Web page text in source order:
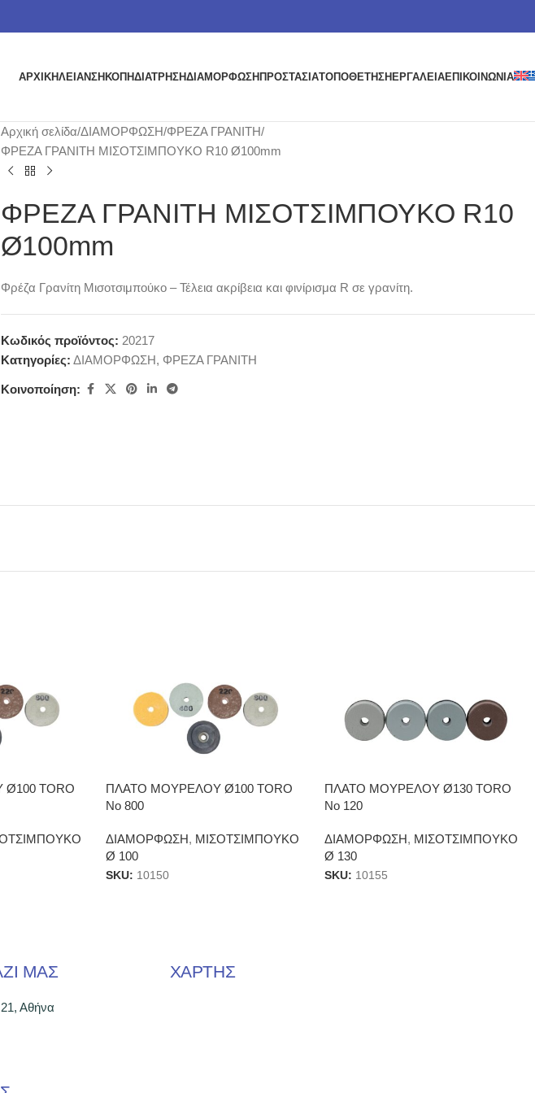
ΑΡΧΙΚΗΛΕΙΑΝΣΗ ΚΟΠΗΔΙΑΤΡΗΣΗΔΙΑΜΟΡΦΩΣΗ ΠΡΟΣΤΑΣΙΑΤΟΠΟΘΕΤΗΣΗ ΕΡΓΑΛΕΙΑΕΠΙΚΟΙΝΩΝΙΑ
Αρχική σελίδα ΔΙΑΜΟΡΦΩΣΗ ΦΡΕΖΑ ΓΡΑΝΙΤΗ
ΦΡΕΖΑ ΓΡΑΝΙΤΗ ΜΙΣΟΤΣΙΜΠΟΥΚΟ R10 Ø100mm
ΦΡΕΖΑ ΓΡΑΝΙΤΗ ΜΙΣΟΤΣΙΜΠΟΥΚΟ R10
Ø100mm
Φρέζα Γρανίτη Μισοτσιμπούκο – Τέλεια ακρίβεια και φινίρισμα R σε γρανίτη.
Κωδικός προϊόντος: 20217
Κατηγορίες: ΔΙΑΜΟΡΦΩΣΗ, ΦΡΕΖΑ ΓΡΑΝΙΤΗ
Κοινοποίηση:
TORO
ΠΛΑΤΟ ΜΟΥΡΕΛΟΥ Ø100 TORO
Νο 800
ΔΙΑΜΟΡΦΩΣΗ, ΜΙΣΟΤΣΙΜΠΟΥΚΟ
Ø 100
SKU: 10150
ΠΛΑΤΟ ΜΟΥΡΕΛΟΥ Ø130 TORO
No 120
ΔΙΑΜΟΡΦΩΣΗ, ΜΙΣΟΤΣΙΜΠΟΥΚΟ
Ø 130
SKU: 10155
ΜΑΣ
Αθήνα
ΧΑΡΤΗΣ